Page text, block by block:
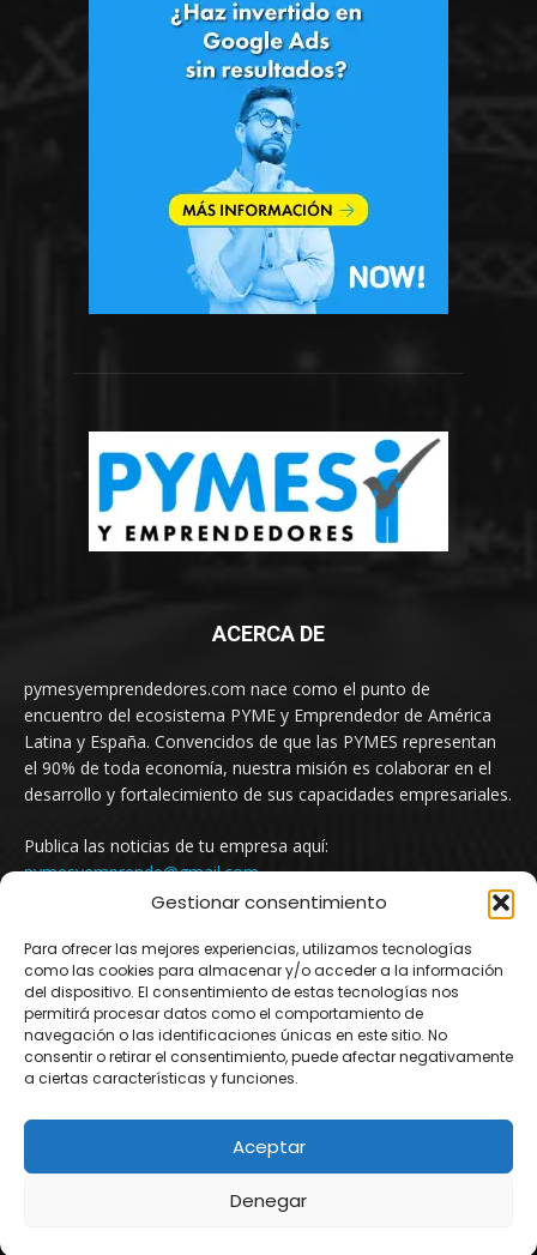
Gestionar consentimiento
Para ofrecer las mejores experiencias, utilizamos tecnologías
como las cookies para almacenar y/o acceder a la información
del dispositivo. El consentimiento de estas tecnologías nos
permitirá procesar datos como el comportamiento de
navegación o las identificaciones únicas en este sitio. No
consentir o retirar el consentimiento, puede afectar negativamente
a ciertas características y funciones.
Aceptar
Denegar
ACERCA DE
pymesyemprendedores.com nace como el punto de
encuentro del ecosistema PYME y Emprendedor de América
Latina y España. Convencidos de que las PYMES representan
el 90% de toda economía, nuestra misión es colaborar en el
desarrollo y fortalecimiento de sus capacidades empresariales.
Publica las noticias de tu empresa aquí:
pymesyemprende@gmail.com
SÍGUENOS
© Newspaper WordPress Theme by TagDiv
Uruguay Chile